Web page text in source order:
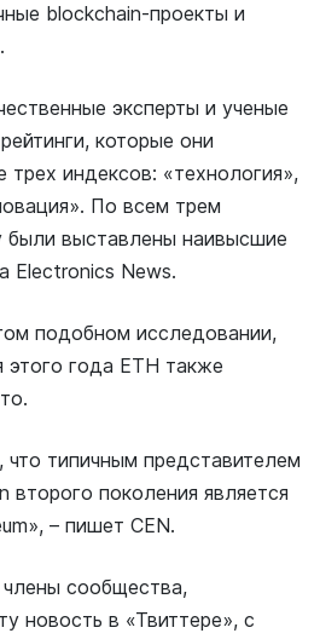
blockchain-проекты и
эксперты и ученые
которые они
трех индексов: «технология»,
По всем трем
были выставлены наивысшие
Electronics News.
подобном исследовании,
этого года ETH также
что типичным представителем
второго поколения является
– пишет CEN.
сообщества,
новость в «Твиттере», с